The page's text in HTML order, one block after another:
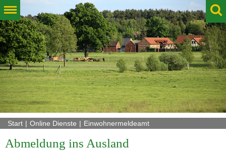
Start Online Dienste Einwohnermeldeamt
Abmeldung ins Ausland